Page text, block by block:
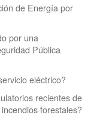
de Energía por
por una
Pública
eléctrico?
recientes de
forestales?